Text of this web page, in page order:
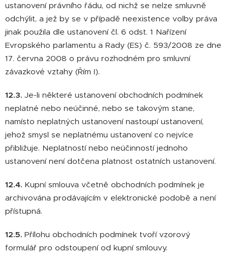
ustanovení právního řádu, od nichž se nelze smluvně
odchýlit, a jež by se v případě neexistence volby práva
jinak použila dle ustanovení čl. 6 odst. 1 Nařízení
Evropského parlamentu a Rady (ES) č. 593/2008 ze dne
17. června 2008 o právu rozhodném pro smluvní
závazkové vztahy (Řím I).
12.3. Je-li některé ustanovení obchodních podmínek
neplatné nebo neúčinné, nebo se takovým stane,
namísto neplatných ustanovení nastoupí ustanovení,
jehož smysl se neplatnému ustanovení co nejvíce
přibližuje. Neplatností nebo neúčinností jednoho
ustanovení není dotčena platnost ostatních ustanovení.
12.4. Kupní smlouva včetně obchodních podmínek je
archivována prodávajícím v elektronické podobě a není
přístupná.
12.5. Přílohu obchodních podmínek tvoří vzorový
formulář pro odstoupení od kupní smlouvy.